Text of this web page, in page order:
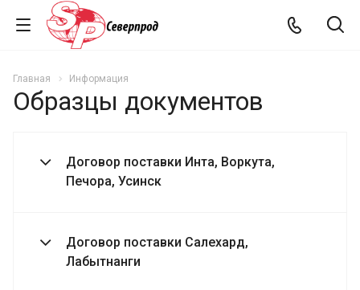
Главная Информация
Образцы документов
Договор поставки Инта, Воркута,
Печора, Усинск
Договор поставки Салехард,
Лабытнанги